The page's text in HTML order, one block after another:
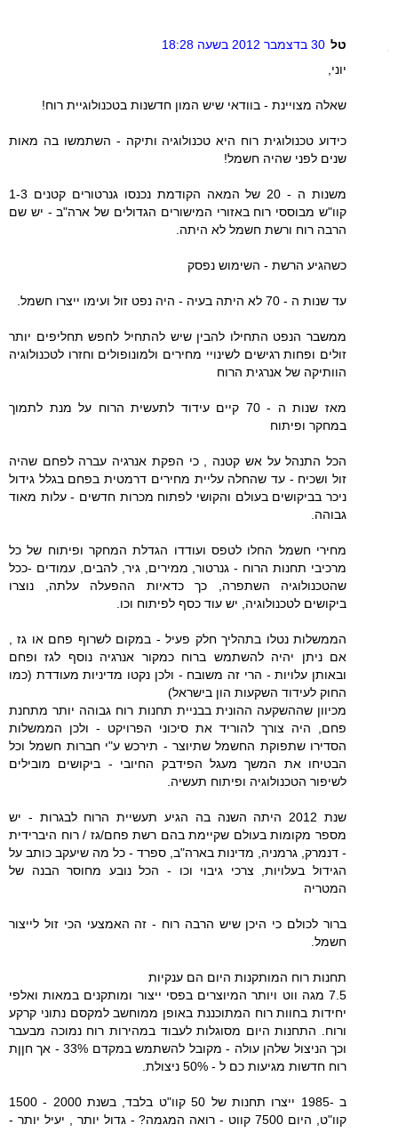
טל 30 בדצמבר 2012 בשעה 18:28
יוני,
שאלה מצויינת - בוודאי שיש המון חדשנות בטכנולוגיית רוח!
כידוע טכנולוגית רוח היא טכנולוגיה ותיקה - השתמשו בה מאות
שנים לפני שהיה חשמל!
משנות ה - 20 של המאה הקודמת נכנסו גנרטורים קטנים 1-3
קוו"ש מבוססי רוח באזורי המישורים הגדולים של ארה"ב - יש שם
הרבה רוח ורשת חשמל לא היתה.
כשהגיע הרשת - השימוש נפסק
עד שנות ה - 70 לא היתה בעיה - היה נפט זול ועימו ייצרו חשמל.
ממשבר הנפט התחילו להבין שיש להתחיל לחפש תחליפים יותר
זולים ופחות רגישים לשינויי מחירים ולמונופולים וחזרו לטכנולוגיה
הוותיקה של אנרגית הרוח
מאז שנות ה - 70 קיים עידוד לתעשית הרוח על מנת לתמוך
במחקר ופיתוח
הכל התנהל על אש קטנה , כי הפקת אנרגיה עברה לפחם שהיה
זול ושכיח - עד שהחלה עליית מחירים דרמטית בפחם בגלל גידול
ניכר בביקושים בעולם והקושי לפתוח מכרות חדשים - עלות מאוד
גבוהה.
מחירי חשמל החלו לטפס ועודדו הגדלת המחקר ופיתוח של כל
מרכיבי תחנות הרוח - גנרטור, ממירים, גיר, להבים, עמודים -ככל
שהטכנולוגיה השתפרה, כך כדאיות ההפעלה עלתה, נוצרו
ביקושים לטכנולוגיה, יש עוד כסף לפיתוח וכו.
הממשלות נטלו בתהליך חלק פעיל - במקום לשרוף פחם או גז ,
אם ניתן יהיה להשתמש ברוח כמקור אנרגיה נוסף לגז ופחם
ובאותן עלויות - הרי זה משובח - ולכן נקטו מדיניות מעודדת (כמו
החוק לעידוד השקעות הון בישראל)
מכיוון שההשקעה ההונית בבניית תחנות רוח גבוהה יותר מתחנת
פחם, היה צורך להוריד את סיכוני הפרויקט - ולכן הממשלות
הסדירו שתפוקת החשמל שתיוצר - תירכש ע"י חברות חשמל וכל
הבטיחו את המשך מעגל הפידבק החיובי - ביקושים מובילים
לשיפור הטכנולוגיה ופיתוח תעשיה.
שנת 2012 היתה השנה בה הגיע תעשיית הרוח לבגרות - יש
מספר מקומות בעולם שקיימת בהם רשת פחם/גז / רוח היברידית
- דנמרק, גרמניה, מדינות בארה"ב, ספרד - כל מה שיעקב כותב על
הגידול בעלויות, צרכי גיבוי וכו - הכל נובע מחוסר הבנה של
המטריה
ברור לכולם כי היכן שיש הרבה רוח - זה האמצעי הכי זול לייצור
חשמל.
תחנות רוח המותקנות היום הם ענקיות
7.5 מגה ווט ויותר המיוצרים בפסי ייצור ומותקנים במאות ואלפי
יחידות בחוות רוח המתוכננת באופן ממוחשב למקסם נתוני קרקע
ורוח. התחנות היום מסוגלות לעבוד במהירות רוח נמוכה מבעבר
וכך הניצול שלהן עולה - מקובל להשתמש במקדם 33% - אך חןןת
רוח חדשות מגיעות כם ל - 50% ניצולת.
ב -1985 ייצרו תחנות של 50 קוו"ט בלבד, בשנת 2000 - 1500
קוו"ט, היום 7500 קווט - רואה המגמה? - גדול יותר , יעיל יותר -